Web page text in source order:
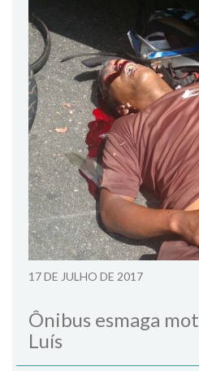
17 DE JULHO DE 2017
Ônibus esmaga
Luís